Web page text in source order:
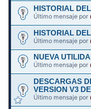
HISTORIAL
Último mensaje por
HISTORIAL
Último mensaje por
NUEVA
Último mensaje por
DESCARGAS
VERSION V3
Último mensaje por